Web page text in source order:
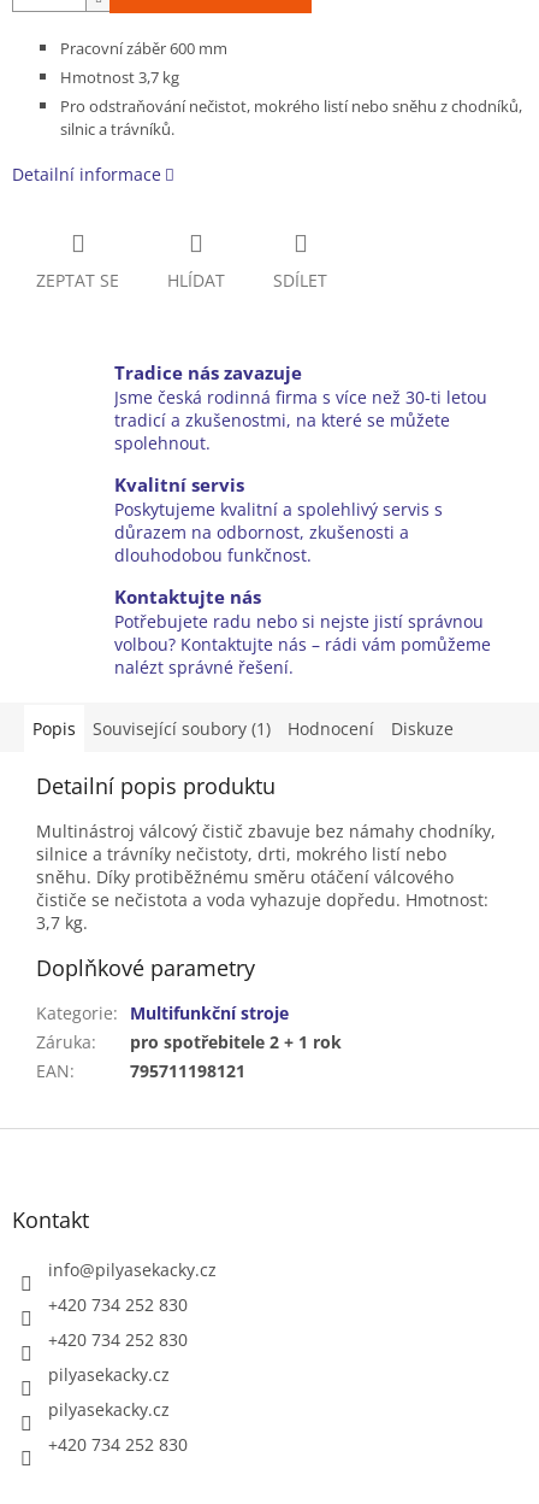
Pracovní záběr 600 mm
Hmotnost 3,7 kg
Pro odstraňování nečistot, mokrého listí nebo sněhu z chodníků,
silnic a trávníků.
Detailní informace
ZEPTAT SE HLÍDAT SDÍLET
Tradice nás zavazuje
Jsme česká rodinná firma s více než 30-ti letou
tradicí a zkušenostmi, na které se můžete
spolehnout.
Kvalitní servis
Poskytujeme kvalitní a spolehlivý servis s
důrazem na odbornost, zkušenosti a
dlouhodobou funkčnost.
Kontaktujte nás
Potřebujete radu nebo si nejste jistí správnou
volbou? Kontaktujte nás – rádi vám pomůžeme
nalézt správné řešení.
Popis Související soubory (1) Hodnocení Diskuze
Detailní popis produktu
Multinástroj válcový čistič zbavuje bez námahy chodníky,
silnice a trávníky nečistoty, drti, mokrého listí nebo
sněhu. Díky protiběžnému směru otáčení válcového
čističe se nečistota a voda vyhazuje dopředu. Hmotnost:
3,7 kg.
Doplňkové parametry
Kategorie:
Multifunkční stroje
Záruka:
pro spotřebitele 2 + 1 rok
EAN: 795711198121
Z
Kontakt
info@pilyasekacky.cz
+420 734 252 830
+420 734 252 830
pilyasekacky.cz
pilyasekacky.cz
+420 734 252 830